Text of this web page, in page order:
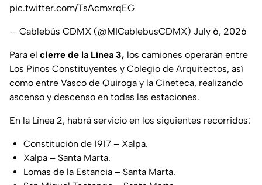
pic.twitter.com/TsAcmxrqEG
— Cablebús CDMX (@MICablebusCDMX) July 6, 2026
Para el cierre de la Línea 3, los camiones operarán entre
Los Pinos Constituyentes y Colegio de Arquitectos, así
como entre Vasco de Quiroga y la Cineteca, realizando
ascenso y descenso en todas las estaciones.
En la Línea 2, habrá servicio en los siguientes recorridos:
Constitución de 1917 – Xalpa.
Xalpa – Santa Marta.
Lomas de la Estancia – Santa Marta.